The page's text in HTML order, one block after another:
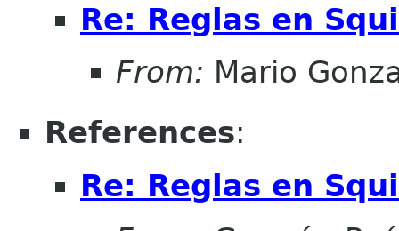
Re: Reglas en
From: Mario
References:
Re: Reglas en